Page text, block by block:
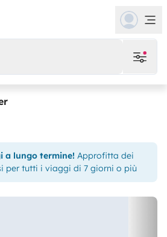
a lungo termine! Approfitta dei
per tutti i viaggi di 7 giorni o più